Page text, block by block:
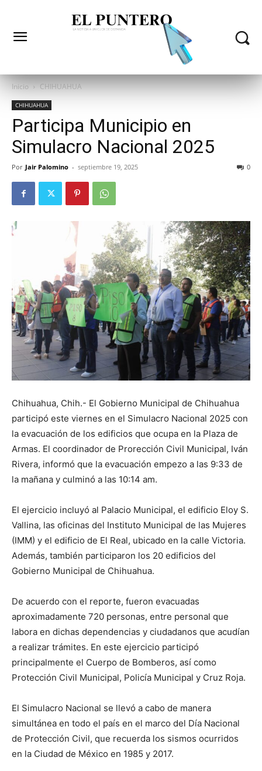
Inicio CHIHUAHUA
CHIHUAHUA
Participa Municipio en
Simulacro Nacional 2025
Por Jair Palomino - septiembre 19, 2025 0
Chihuahua, Chih.- El Gobierno Municipal de Chihuahua
participó este viernes en el Simulacro Nacional 2025 con
la evacuación de los edificios que ocupa en la Plaza de
Armas. El coordinador de Prorección Civil Municipal, Iván
Rivera, informó que la evacuación empezo a las 9:33 de
la mañana y culminó a las 10:14 am.
El ejercicio incluyó al Palacio Municipal, el edificio Eloy S.
Vallina, las oficinas del Instituto Municipal de las Mujeres
(IMM) y el edificio de El Real, ubicado en la calle Victoria.
Además, también participaron los 20 edificios del
Gobierno Municipal de Chihuahua.
De acuerdo con el reporte, fueron evacuadas
aproximadamente 720 personas, entre personal que
labora en dichas dependencias y ciudadanos que acudían
a realizar trámites. En este ejercicio participó
principalmente el Cuerpo de Bomberos, así como
Protección Civil Municipal, Policía Municipal y Cruz Roja.
El Simulacro Nacional se llevó a cabo de manera
simultánea en todo el país en el marco del Día Nacional
de Protección Civil, que recuerda los sismos ocurridos
en la Ciudad de México en 1985 y 2017.